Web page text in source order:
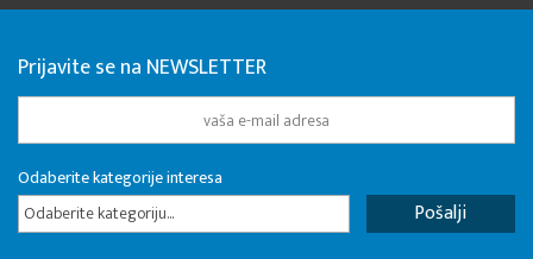
Prijavite se na NEWSLETTER
Odaberite kategorije interesa
Odaberite kategoriju...